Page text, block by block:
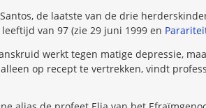
de laatste van de drie
van 97 (zie 29 juni 1999 en
werkt tegen matige depressie,
op recept te vertrekken, vindt